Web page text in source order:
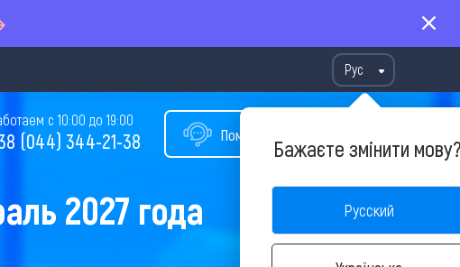
Рус
Бажаєте змінити
Русский
Помощь в подборе тура
с 10:00 до 19:00
(044) 344-21-38
2027 года